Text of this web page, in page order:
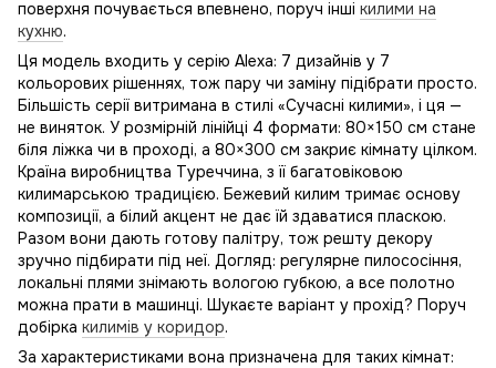
поверхня почувається впевнено, поруч інші килими на
кухню.
Ця модель входить у серію Alexa: 7 дизайнів у 7
кольорових рішеннях, тож пару чи заміну підібрати просто.
Більшість серії витримана в стилі «Сучасні килими», і ця —
не виняток. У розмірній лінійці 4 формати: 80×150 см стане
біля ліжка чи в проході, а 80×300 см закриє кімнату цілком.
Країна виробництва Туреччина, з її багатовіковою
килимарською традицією. Бежевий килим тримає основу
композиції, а білий акцент не дає їй здаватися пласкою.
Разом вони дають готову палітру, тож решту декору
зручно підбирати під неї. Догляд: регулярне пилососіння,
локальні плями знімають вологою губкою, а все полотно
можна прати в машинці. Шукаєте варіант у прохід? Поруч
добірка килимів у коридор.
За характеристиками вона призначена для таких кімнат: